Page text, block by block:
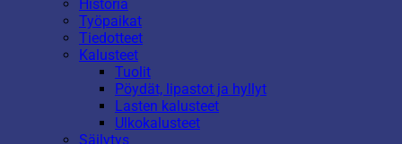
Historia
Työpaikat
Tiedotteet
Kalusteet
Tuolit
Pöydät, lipastot ja hyllyt
Lasten kalusteet
Ulkokalusteet
Säilytys